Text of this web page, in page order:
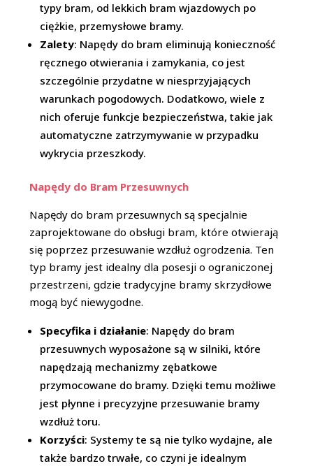
typy bram, od lekkich bram wjazdowych po
ciężkie, przemysłowe bramy.
Zalety: Napędy do bram eliminują konieczność
ręcznego otwierania i zamykania, co jest
szczególnie przydatne w niesprzyjających
warunkach pogodowych. Dodatkowo, wiele z
nich oferuje funkcje bezpieczeństwa, takie jak
automatyczne zatrzymywanie w przypadku
wykrycia przeszkody.
Napędy do Bram Przesuwnych
Napędy do bram przesuwnych są specjalnie
zaprojektowane do obsługi bram, które otwierają
się poprzez przesuwanie wzdłuż ogrodzenia. Ten
typ bramy jest idealny dla posesji o ograniczonej
przestrzeni, gdzie tradycyjne bramy skrzydłowe
mogą być niewygodne.
Specyfika i działanie: Napędy do bram
przesuwnych wyposażone są w silniki, które
napędzają mechanizmy zębatkowe
przymocowane do bramy. Dzięki temu możliwe
jest płynne i precyzyjne przesuwanie bramy
wzdłuż toru.
Korzyści: Systemy te są nie tylko wydajne, ale
także bardzo trwałe, co czyni je idealnym